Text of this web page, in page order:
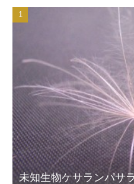
未知生物ケサランパサ